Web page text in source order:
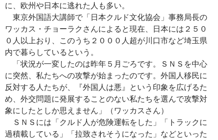
に、欧州や日本に逃れた人も多い。
東京外国語大講師で「日本クルド文化協会」事務局長の
ワッカス・チョーラクさんによると現在、日本には２５０
０人以上おり、このうち２０００人超が川口市など埼玉県
内で暮らしているという。
「状況が一変したのは昨年５月ごろです。ＳＮＳを中心
に突然、私たちへの攻撃が始まったのです。外国人移民に
反対する人たちが、『外国人は悪』という印象を広げるた
め、外交問題に発展することのない私たちを選んで攻撃対
象にしたとしか思えません」（ワッカスさん）
ＳＮＳには「クルド人が危険運転をした」「トラックに
過積載している」「拉致されそうになった」などといった